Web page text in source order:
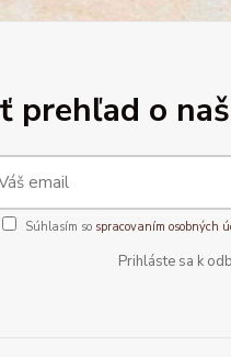
prehľad o
Súhlasím so spracovaním osobných
Prihláste sa k